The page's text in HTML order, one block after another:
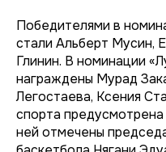
Победителями в
стали Альберт Мусин,
Глинин. В номинации
награждены Мурад
Легостаева, Ксения
спорта
ней отмечены